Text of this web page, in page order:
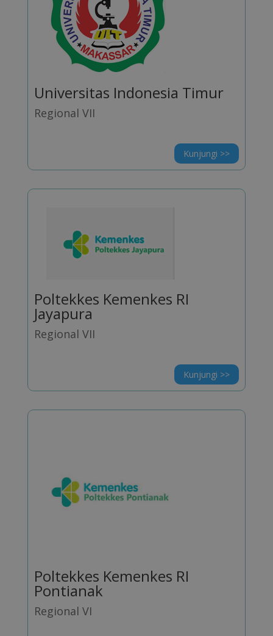
Universitas Indonesia Timur
Regional VII
Kunjungi >>
Poltekkes Kemenkes RI
Jayapura
Regional VII
Kunjungi >>
Poltekkes Kemenkes RI
Pontianak
Regional VI